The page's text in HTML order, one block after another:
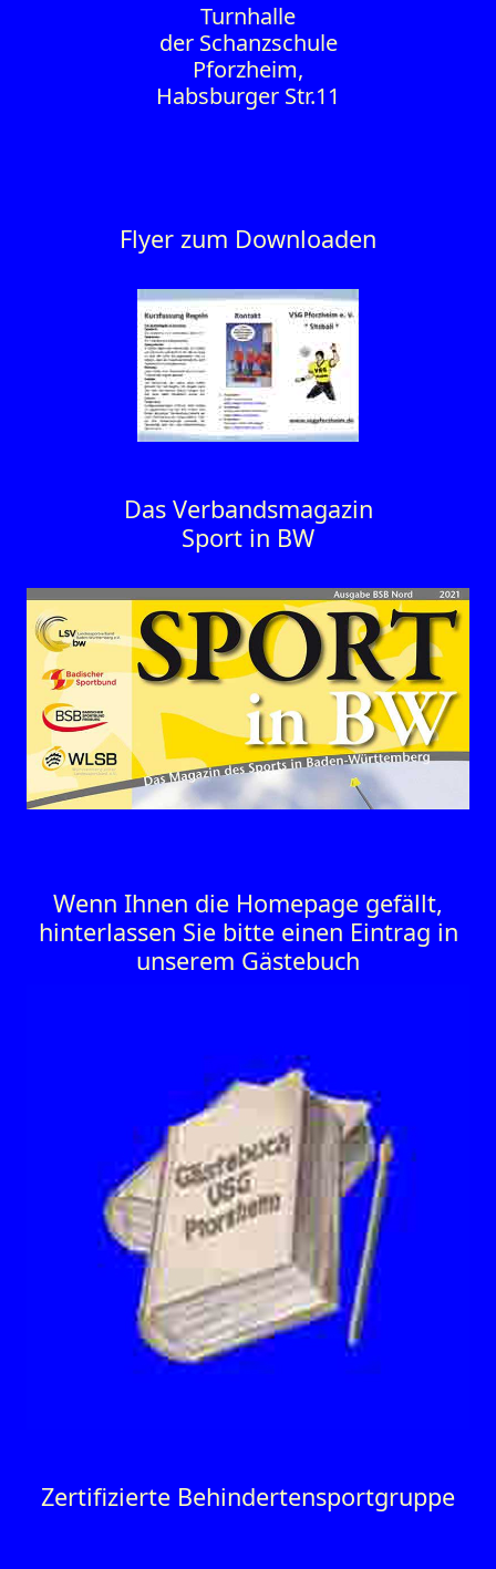
Turnhalle
der Schanzschule
Pforzheim,
Habsburger Str.11
Flyer zum Downloaden
Das Verbandsmagazin
Sport in BW
Wenn Ihnen die Homepage gefällt,
hinterlassen Sie bitte einen Eintrag in
unserem Gästebuch
Zertifizierte Behinderten­sportgruppe